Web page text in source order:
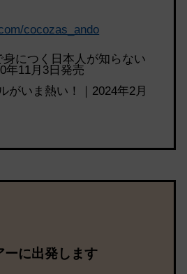
cocozas_ando
につく日本人が知らない
年11月3日発売
がいま熱い！｜2024年2月
ーに出発します